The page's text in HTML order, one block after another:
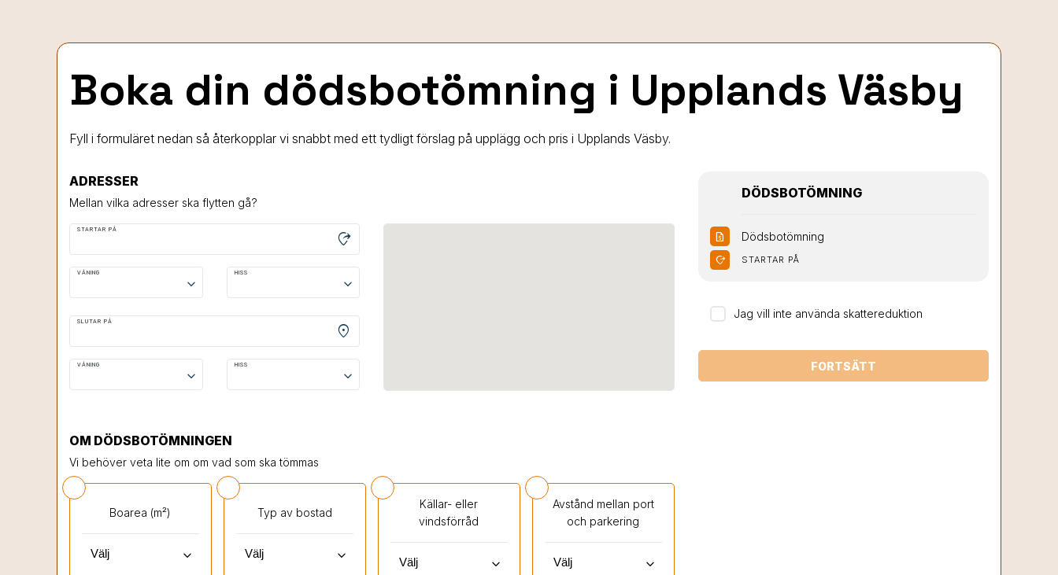
Boka din dödsbotömning i Upplands Väsby
Fyll i formuläret nedan så återkopplar vi snabbt med ett tydligt förslag på upplägg och pris i Upplands Väsby.
ADRESSER
Mellan vilka adresser ska flytten gå?
STARTAR PÅ
moved_location
VÅNING
keyboard_arrow_down
HISS
keyboard_arrow_down
SLUTAR PÅ
location_on
VÅNING
keyboard_arrow_down
HISS
keyboard_arrow_down
OM DÖDSBOTÖMNINGEN
Vi behöver veta lite om om vad som ska tömmas
Boarea (m²)
keyboard_arrow_down
Typ av bostad
keyboard_arrow_down
Källar- eller
vindsförråd
keyboard_arrow_down
Avstånd mellan port
och parkering
keyboard_arrow_down
DÖDSBOTÖMNING
request_quote Dödsbotömning
moved_location STARTAR PÅ
Jag vill inte använda skattereduktion
FORTSÄTT